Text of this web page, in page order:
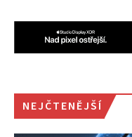
NEJČTENĚJŠÍ